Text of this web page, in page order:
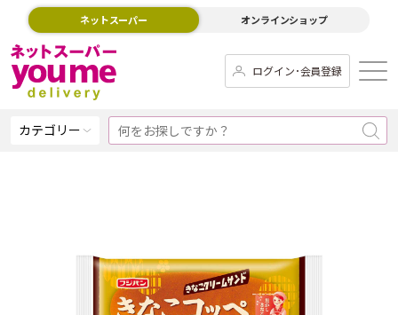
ネットスーパー オンラインショップ
ログイン･会員登録
カテゴリー